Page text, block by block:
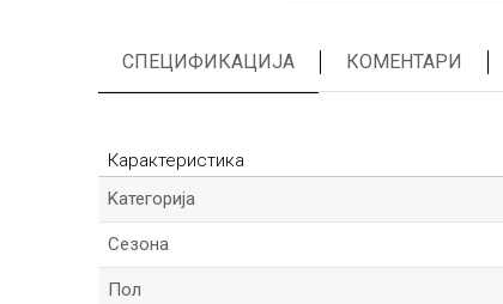
СПЕЦИФИКАЦИЈА КОМЕНТАРИ
Карактеристика
Kатегорија
Сезона
Пол